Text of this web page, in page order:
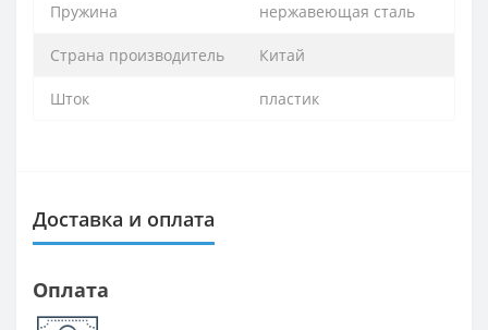
Пружина нержавеющая сталь
Страна производитель Китай
Шток пластик
Доставка и оплата
Оплата